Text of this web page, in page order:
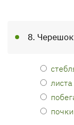
8.
листа
почки